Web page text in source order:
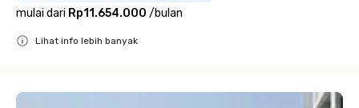
mulai dari Rp11.654.000 /bulan
Lihat info lebih banyak